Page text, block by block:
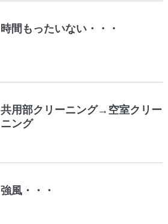
時間もったいない・・・
共用部クリーニング→空室クリー
ニング
強風・・・